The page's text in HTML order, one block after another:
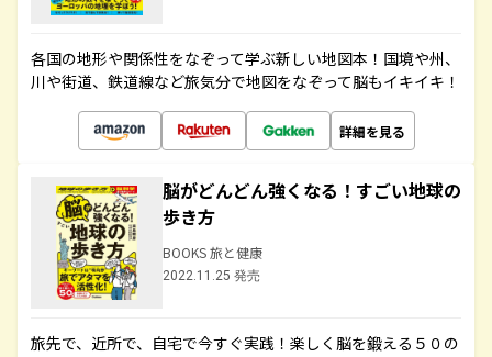
各国の地形や関係性をなぞって学ぶ新しい地図本！国境や州、
川や街道、鉄道線など旅気分で地図をなぞって脳もイキイキ！
詳細を見る
脳がどんどん強くなる！すごい地球の
歩き方
BOOKS 旅と健康
2022.11.25 発売
旅先で、近所で、自宅で今すぐ実践！楽しく脳を鍛える５０の